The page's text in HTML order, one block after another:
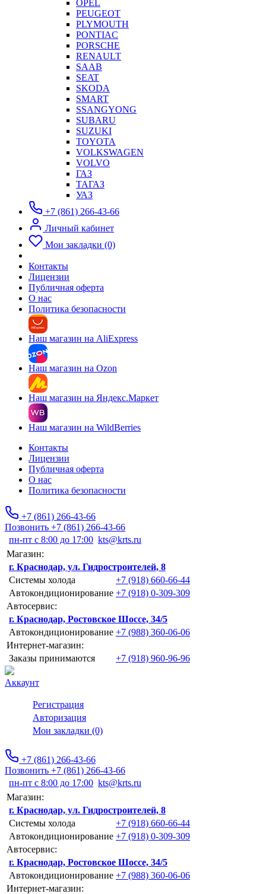
OPEL
PEUGEOT
PLYMOUTH
PONTIAC
PORSCHE
RENAULT
SAAB
SEAT
SKODA
SMART
SSANGYONG
SUBARU
SUZUKI
TOYOTA
VOLKSWAGEN
VOLVO
ГАЗ
ТАГАЗ
УАЗ
+7 (861) 266-43-66
Личный кабинет
Мои закладки (0)
Контакты
Лицензии
Публичная оферта
О нас
Политика безопасности
Наш магазин на AliExpress
Наш магазин на Ozon
Наш магазин на Яндекс.Маркет
Наш магазин на WildBerries
Контакты
Лицензии
Публичная оферта
О нас
Политика безопасности
+7 (861) 266-43-66
Позвонить +7 (861) 266-43-66
пн-пт с 8:00 до 17:00 kts@krts.ru
Магазин:
г. Краснодар, ул. Гидростроителей, 8
Системы холода
+7 (918) 660-66-44
Автокондиционирование +7 (918) 0-309-309
Автосервис:
г. Краснодар, Ростовское Шоссе, 34/5
Автокондиционирование +7 (988) 360-06-06
Интернет-магазин:
Заказы принимаются
+7 (918) 960-96-96
Аккаунт
Регистрация
Авторизация
Мои закладки (0)
+7 (861) 266-43-66
Позвонить +7 (861) 266-43-66
пн-пт с 8:00 до 17:00 kts@krts.ru
Магазин:
г. Краснодар, ул. Гидростроителей, 8
Системы холода
+7 (918) 660-66-44
Автокондиционирование +7 (918) 0-309-309
Автосервис:
г. Краснодар, Ростовское Шоссе, 34/5
Автокондиционирование +7 (988) 360-06-06
Интернет-магазин: